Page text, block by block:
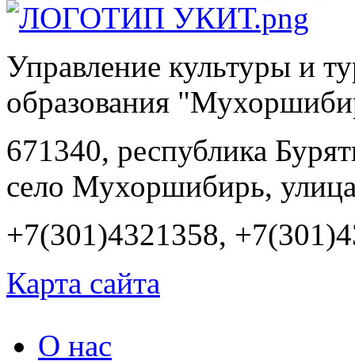
Управление культуры и
образования
671340, республика
село Мухоршибирь,
+7(301)4321358,
Карта сайта
О нас